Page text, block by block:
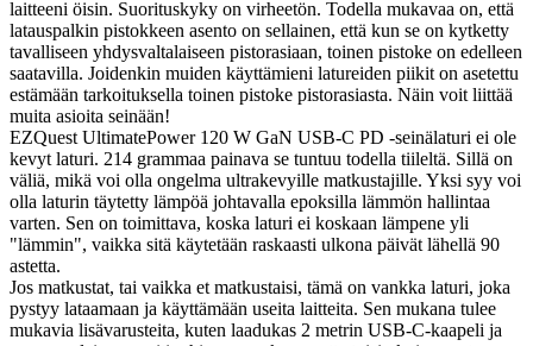
laitteeni öisin. Suorituskyky on virheetön. Todella mukavaa on, että
latauspalkin pistokkeen asento on sellainen, että kun se on kytketty
tavalliseen yhdysvaltalaiseen pistorasiaan, toinen pistoke on edelleen
saatavilla. Joidenkin muiden käyttämieni latureiden piikit on asetettu
estämään tarkoituksella toinen pistoke pistorasiasta. Näin voit liittää
muita asioita seinään!
EZQuest UltimatePower 120 W GaN USB-C PD -seinälaturi ei ole
kevyt laturi. 214 grammaa painava se tuntuu todella tiileltä. Sillä on
väliä, mikä voi olla ongelma ultrakevyille matkustajille. Yksi syy voi
olla laturin täytetty lämpöä johtavalla epoksilla lämmön hallintaa
varten. Sen on toimittava, koska laturi ei koskaan lämpene yli
"lämmin", vaikka sitä käytetään raskaasti ulkona päivät lähellä 90
astetta.
Jos matkustat, tai vaikka et matkustaisi, tämä on vankka laturi, joka
pystyy lataamaan ja käyttämään useita laitteita. Sen mukana tulee
mukavia lisävarusteita, kuten laadukas 2 metrin USB-C-kaapeli ja